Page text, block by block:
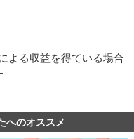
よる収益を得ている場合
へのオススメ